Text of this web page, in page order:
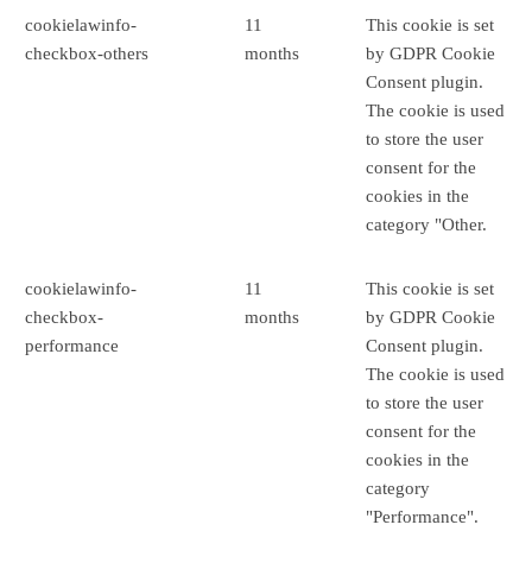
cookielawinfo-
checkbox-others
11
months
This cookie is set
by GDPR Cookie
Consent plugin.
The cookie is used
to store the user
consent for the
cookies in the
category "Other.
cookielawinfo-
checkbox-
performance
11
months
This cookie is set
by GDPR Cookie
Consent plugin.
The cookie is used
to store the user
consent for the
cookies in the
category
"Performance".